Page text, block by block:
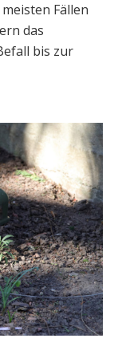
Fällen
das
bis zur